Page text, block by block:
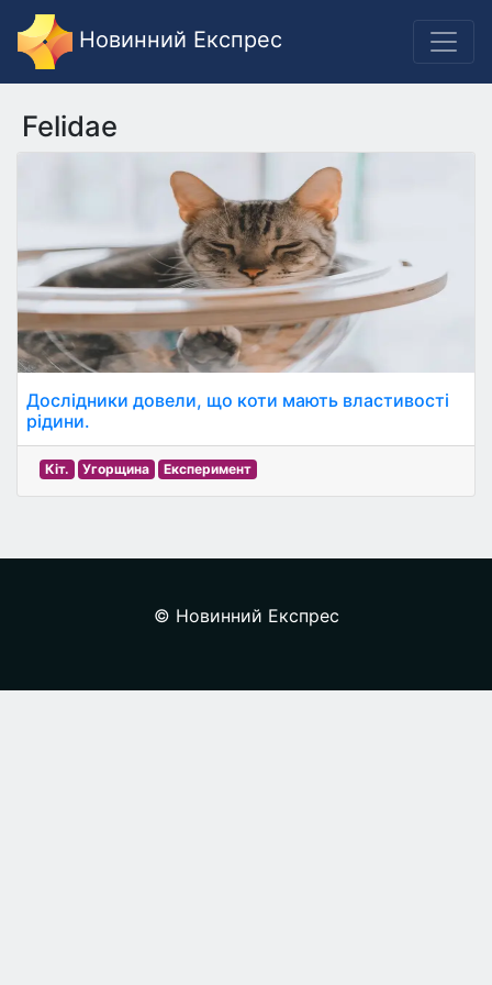
Новинний Експрес
Felidae
Дослідники довели, що коти мають властивості
рідини.
Кіт. Угорщина Експеримент
© Новинний Експрес